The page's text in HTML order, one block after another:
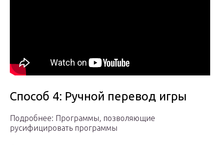
Способ 4: Ручной перевод игры
Подробнее: Программы, позволяющие
русифицировать программы